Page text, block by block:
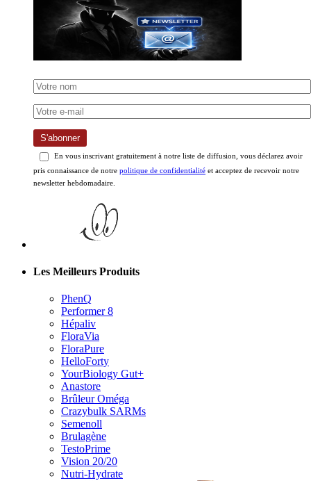
S'abonner
En vous inscrivant gratuitement à notre liste de diffusion, vous déclarez avoir
pris connaissance de notre politique de confidentialité et acceptez de recevoir notre
newsletter hebdomadaire.
Les Meilleurs Produits
PhenQ
Performer 8
Hépaliv
FloraVia
FloraPure
HelloForty
YourBiology Gut+
Anastore
Brûleur Oméga
Crazybulk SARMs
Semenoll
Brulagène
TestoPrime
Vision 20/20
Nutri-Hydrate